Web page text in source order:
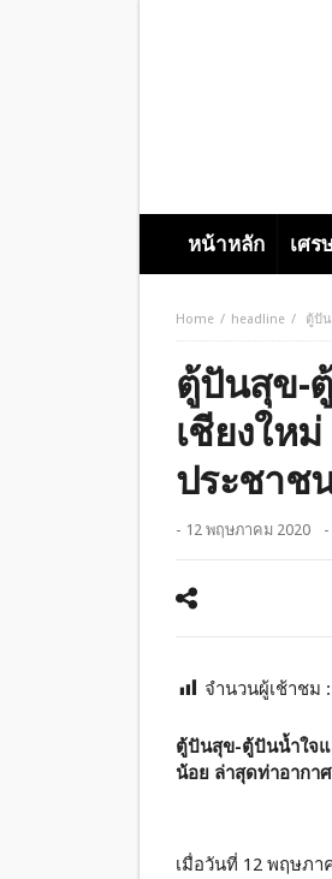
หน้าหลัก เศร
Home headline ตู้ปั
ตู้ปันสุข-
เชียงให
ประชาช
- 12 พฤษภาคม 2020
จำนวนผู้เช้าชม :
ตู้ปันสุข-ตู้ปันน้ำใจแ
น้อย ล่าสุดท่าอากา
เมื่อวันที่ 12 พฤษภ